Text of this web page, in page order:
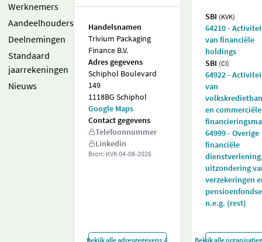
Werknemers
Aandeelhouders
Deelnemingen
Standaard
jaarrekeningen
Nieuws
Handelsnamen
Trivium Packaging
Finance B.V.
Adres gegevens
Schiphol Boulevard
149
1118BG Schiphol
Google Maps
Contact gegevens
Telefoonnummer
Linkedin
Bron: KVK04-08-2026
Bekijk alle adresgegevens
SBI (KVK)
64210 -
van financiële
holdings
SBI (CI)
64922 -
van
en commerciële
64999 - Overige
financiële
uitzondering
verzekeringen
n.e.g. (rest)
Bekijk alle